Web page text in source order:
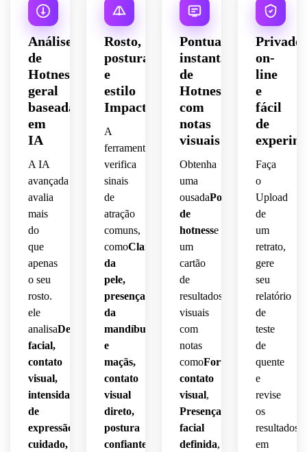
Análise
de
Hotness
geral
baseada
em
IA
A IA
avançada
avalia
mais
do
que
apenas
o seu
rosto.
ele
analisaDefinição
facial,
contato
visual,
intensidade
de
expressão,
cuidado,
Rosto,
postura
e
estilo
Impacto
A
ferramenta
verifica
sinais
de
atração
comuns,
comoClareza
da
pele,
presença
da
mandíbula
e
maçãs,
contato
visual
direto,
postura
confiante,
Pontuação
instantânea
de
Hotness
com
notas
visuais
Obtenha
uma
ousadaPontuação
de
hotnesse
um
cartão
de
resultados
visuais
com
notas
comoForte
contato
visual,
Presença
facial
definida,
Privado,
on-
line
e
fácil
de
Faça
o
Upload
de
um
retrato,
gere
seu
relatório
de
teste
de
quente
e
revise
os
resultados
em